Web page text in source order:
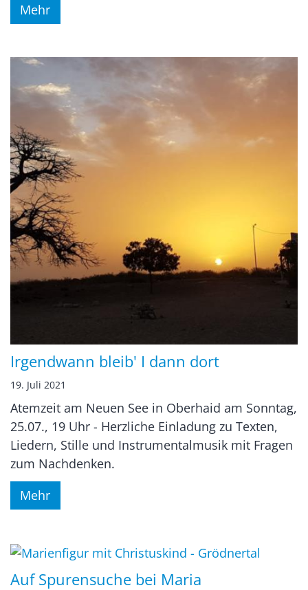
Mehr
Irgendwann bleib' I dann dort
19. Juli 2021
Atemzeit am Neuen See in Oberhaid am Sonntag,
25.07., 19 Uhr - Herzliche Einladung zu Texten,
Liedern, Stille und Instrumentalmusik mit Fragen
zum Nachdenken.
Mehr
Auf Spurensuche bei Maria